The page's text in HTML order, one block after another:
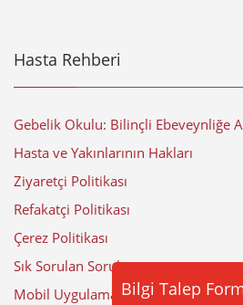
Bilgi Talep
Hasta Rehberi
Gebelik Okulu: Bilinçli Ebeveynliğe
Hasta ve Yakınlarının Hakları
Ziyaretçi Politikası
Refakatçi Politikası
Çerez Politikası
Sık Sorulan Sorular
Mobil Uygulama